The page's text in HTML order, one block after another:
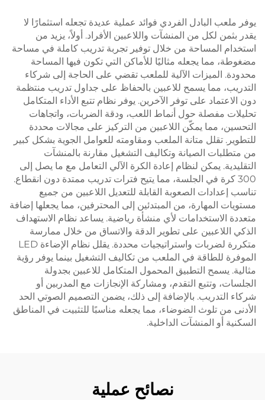
يوفر ملعب البادل الفردي فوائد عملية عديدة تجعله استثمارًا لا
يقدر بثمن لكل من المنشآت واللاعبين الأفراد. أولاً، يزيد من
استخدام المساحة من خلال توفير تجربة تدريب كاملة في مساحة
مضغوطة، مما يجعله مثاليًا للأماكن التي تكون فيها المساحة
محدودة. الميزات الآلية للملعب تقضي على الحاجة إلى شركاء
التدريب، مما يسمح للاعبين بالحفاظ على جداول تدريب منتظمة
دون الاعتماد على توفر الآخرين. يوفر نظام تتبع الأداء المتكامل
تحليلات مفصلة حول أنماط اللعب، ودقة الضربات، واتجاهات
التحسين، مما يمكّن اللاعبين من التركيز على مجالات محددة
للتطوير. تقلل متانة الملعب ومقاومته للعوامل الجوية بشكل كبير
من متطلبات الصيانة وتكاليف التشغيل مقارنة بالمنشآت
التقليدية. يمكن لنظام إعادة الكرة الآلي التعامل مع ما يصل إلى
300 كرة في الجلسة، مما يتيح فترات تدريب ممتدة دون انقطاع.
تناسب إعدادات الصعوبة القابلة للتعديل اللاعبين من جميع
مستويات المهارة، من المبتدئين إلى المحترفين، مما يجعلها إضافة
متعددة الاستخدامات لأي منشأة رياضية. يساعد نظام الاستهداف
الذكي اللاعبين على تطوير الدقة والاتساق من خلال ممارسة
متكررة لضربات واستراتيجيات محددة. يقلل نظام الإضاءة LED
الموفرة للطاقة في الملعب من تكاليف التشغيل بينما يوفر رؤية
مثالية. يسمح التطبيق المحمول المتكامل للاعبين بجدولة
الجلسات، وتتبع التقدم، ومشاركة الإنجازات مع المدربين أو
شركاء التدريب. بالإضافة إلى ذلك، يضمن التصميم الصوتي الحد
الأدنى من تلوث الضوضاء، مما يجعله مناسبًا للتثبيت في المناطق
السكنية أو المنشآت الداخلية.
نصائح عملية